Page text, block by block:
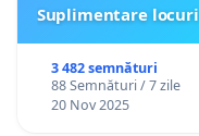
Suplimentare
3 482 semnături
88 Semnături / 7 zile
20 Nov 2025